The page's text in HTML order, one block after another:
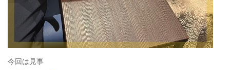
今回は見事